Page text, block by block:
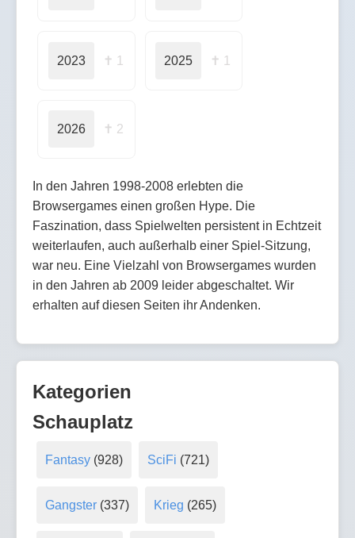
2023 ✝ 1 2025 ✝ 1
2026 ✝ 2
In den Jahren 1998-2008 erlebten die
Browsergames einen großen Hype. Die
Faszination, dass Spielwelten persistent in Echtzeit
weiterlaufen, auch außerhalb einer Spiel-Sitzung,
war neu. Eine Vielzahl von Browsergames wurden
in den Jahren ab 2009 leider abgeschaltet. Wir
erhalten auf diesen Seiten ihr Andenken.
Kategorien
Schauplatz
Fantasy(928) SciFi (721)
Gangster(337) Krieg (265)